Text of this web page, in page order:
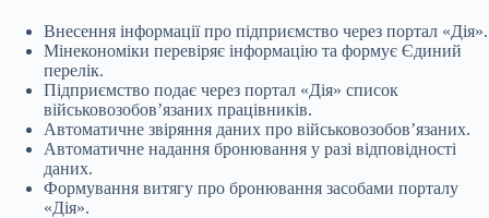
Внесення інформації про підприємство через портал «Дія».
Мінекономіки перевіряє інформацію та формує Єдиний
перелік.
Підприємство подає через портал «Дія» список
військовозобов’язаних працівників.
Автоматичне звіряння даних про військовозобов’язаних.
Автоматичне надання бронювання у разі відповідності
даних.
Формування витягу про бронювання засобами порталу
«Дія».